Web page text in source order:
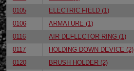
0105
ELECTRIC FIELD (1)
0106
ARMATURE (1)
0116
AIR DEFLECTOR RING (1)
0117
HOLDING-DOWN DEVICE (2)
0120
BRUSH HOLDER (2)